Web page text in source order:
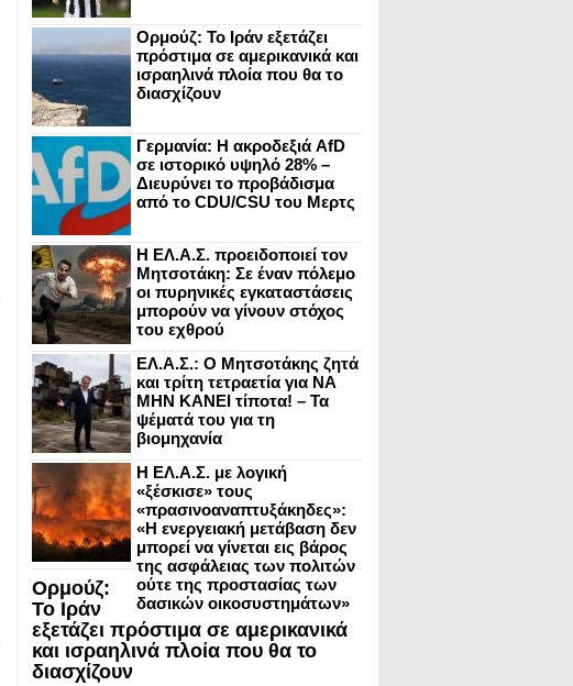
Ορμούζ: Το Ιράν εξετάζει
πρόστιμα σε αμερικανικά και
ισραηλινά πλοία που θα το
διασχίζουν
Γερμανία: Η ακροδεξιά AfD
σε ιστορικό υψηλό 28% –
Διευρύνει το προβάδισμα
από το CDU/CSU του Μερτς
Η ΕΛ.Α.Σ. προειδοποιεί τον
Μητσοτάκη: Σε έναν πόλεμο
οι πυρηνικές εγκαταστάσεις
μπορούν να γίνουν στόχος
του εχθρού
ΕΛ.Α.Σ.: Ο Μητσοτάκης ζητά
και τρίτη τετραετία για ΝΑ
ΜΗΝ ΚΑΝΕΙ τίποτα! – Τα
ψέματά του για τη
βιομηχανία
Η ΕΛ.Α.Σ. με λογική
«ξέσκισε» τους
«πρασινοαναπτυξάκηδες»:
«Η ενεργειακή μετάβαση δεν
μπορεί να γίνεται εις βάρος
της ασφάλειας των πολιτών
ούτε της προστασίας των
δασικών οικοσυστημάτων»
Ορμούζ:
Το Ιράν
εξετάζει πρόστιμα σε αμερικανικά
και ισραηλινά πλοία που θα το
διασχίζουν